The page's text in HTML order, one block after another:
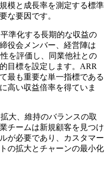
模と成長率を測定する標準
な要因です。
準化する長期的な収益の
役会メンバー、経営陣は
を評価し、同業他社との
目標を設定します。ARR
最も重要な単一指標である
高い収益倍率を得ていま
大、維持のバランスの取
チームは新規顧客を見つけ
が必要であり、カスタマー
の拡大とチャーンの最小化